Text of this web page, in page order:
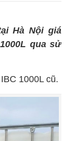
Hà Nội giá
qua sử
1000L cũ.